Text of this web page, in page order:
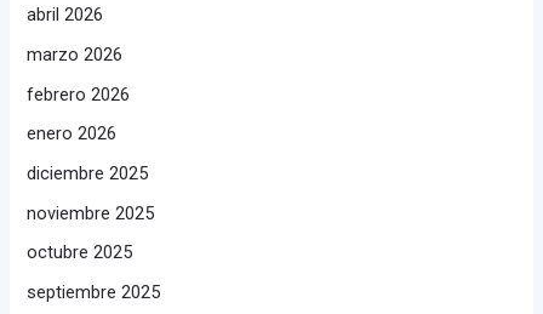
abril 2026
marzo 2026
febrero 2026
enero 2026
diciembre 2025
noviembre 2025
octubre 2025
septiembre 2025